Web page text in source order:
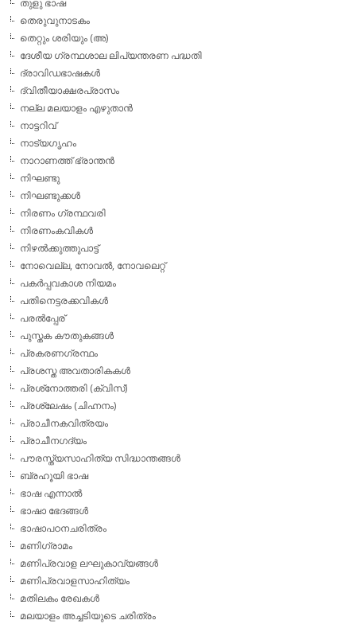
തുളു ഭാഷ
തെരുവുനാടകം
തെറ്റും ശരിയും (അ)
ദേശീയ ഗ്രന്ഥശാല ലിപ്യന്തരണ പദ്ധതി
ദ്രാവിഡഭാഷകള്‍
ദ്വിതീയാക്ഷരപ്രാസം
നല്ല മലയാളം എഴുതാന്‍
നാട്ടറിവ്
നാട്യഗൃഹം
നാറാണത്ത് ഭ്രാന്തന്‍
നിഘണ്ടു
നിഘണ്ടുക്കള്‍
നിരണം ഗ്രന്ഥവരി
നിരണംകവികള്‍
നിഴല്‍ക്കുത്തുപാട്ട്
നോവെല്ല, നോവല്‍, നോവലെറ്റ്
പകര്‍പ്പവകാശ നിയമം
പതിനെട്ടരക്കവികള്‍
പരല്‍പ്പേര്
പുസ്തക കൗതുകങ്ങള്‍
പ്രകരണഗ്രന്ഥം
പ്രശസ്ത അവതാരികകള്‍
പ്രശ്‌നോത്തരി (ക്വിസ്)
പ്രശ്ലേഷം (ചിഹ്നനം)
പ്രാചീനകവിത്രയം
പ്രാചീനഗദ്യം
പൗരസ്ത്യസാഹിത്യ സിദ്ധാന്തങ്ങള്‍
ബ്രഹൂയി ഭാഷ
ഭാഷ എന്നാല്‍
ഭാഷാ ഭേദങ്ങള്‍
ഭാഷാപഠനചരിത്രം
മണിഗ്രാമം
മണിപ്രവാള ലഘുകാവ്യങ്ങള്‍
മണിപ്രവാളസാഹിത്യം
മതിലകം രേഖകള്‍
മലയാളം അച്ചടിയുടെ ചരിത്രം